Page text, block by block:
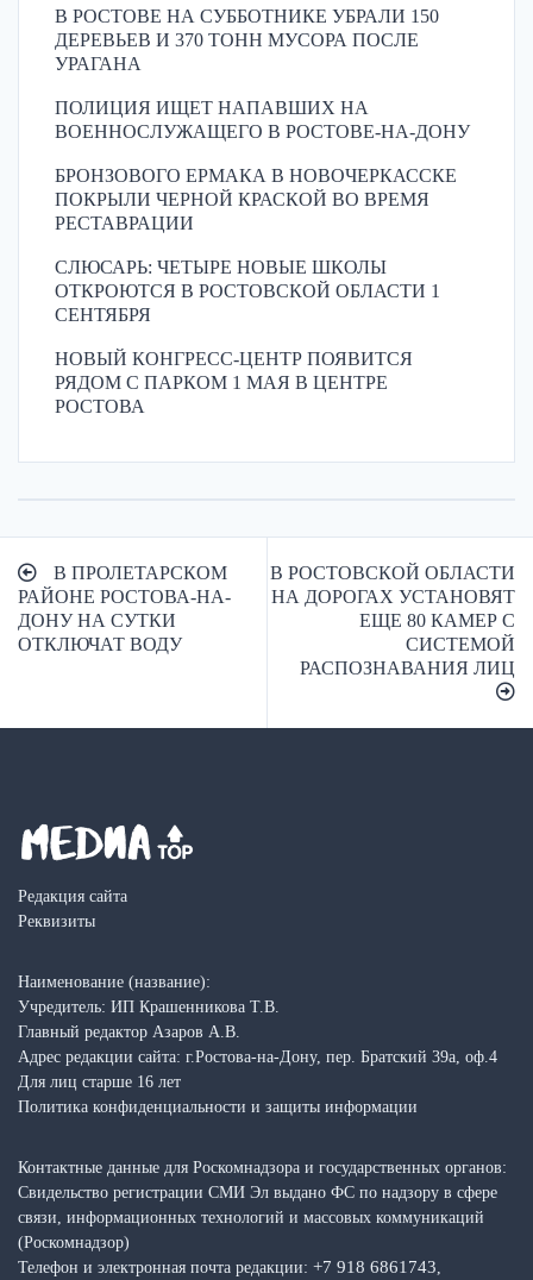
В РОСТОВЕ НА СУББОТНИКЕ УБРАЛИ 150
ДЕРЕВЬЕВ И 370 ТОНН МУСОРА ПОСЛЕ
УРАГАНА
ПОЛИЦИЯ ИЩЕТ НАПАВШИХ НА
ВОЕННОСЛУЖАЩЕГО В РОСТОВЕ-НА-ДОНУ
БРОНЗОВОГО ЕРМАКА В НОВОЧЕРКАССКЕ
ПОКРЫЛИ ЧЕРНОЙ КРАСКОЙ ВО ВРЕМЯ
РЕСТАВРАЦИИ
СЛЮСАРЬ: ЧЕТЫРЕ НОВЫЕ ШКОЛЫ
ОТКРОЮТСЯ В РОСТОВСКОЙ ОБЛАСТИ 1
СЕНТЯБРЯ
НОВЫЙ КОНГРЕСС-ЦЕНТР ПОЯВИТСЯ
РЯДОМ С ПАРКОМ 1 МАЯ В ЦЕНТРЕ
РОСТОВА
Навигация
по
записям
В ПРОЛЕТАРСКОМ
РАЙОНЕ РОСТОВА-НА-
ДОНУ НА СУТКИ
ОТКЛЮЧАТ ВОДУ
В РОСТОВСКОЙ ОБЛАСТИ
НА ДОРОГАХ УСТАНОВЯТ
ЕЩЕ 80 КАМЕР С
СИСТЕМОЙ
РАСПОЗНАВАНИЯ ЛИЦ
Редакция сайта
Реквизиты
Наименование (название):
Учредитель: ИП Крашенникова Т.В.
Главный редактор Азаров А.В.
Адрес редакции сайта: г.Ростова-на-Дону, пер. Братский 39а, оф.4
Для лиц старше 16 лет
Политика конфиденциальности и защиты информации
Контактные данные для Роскомнадзора и государственных органов:
Свидельство регистрации СМИ Эл выдано ФС по надзору в сфере
связи, информационных технологий и массовых коммуникаций
(Роскомнадзор)
Телефон и электронная почта редакции: +7 918 6861743,